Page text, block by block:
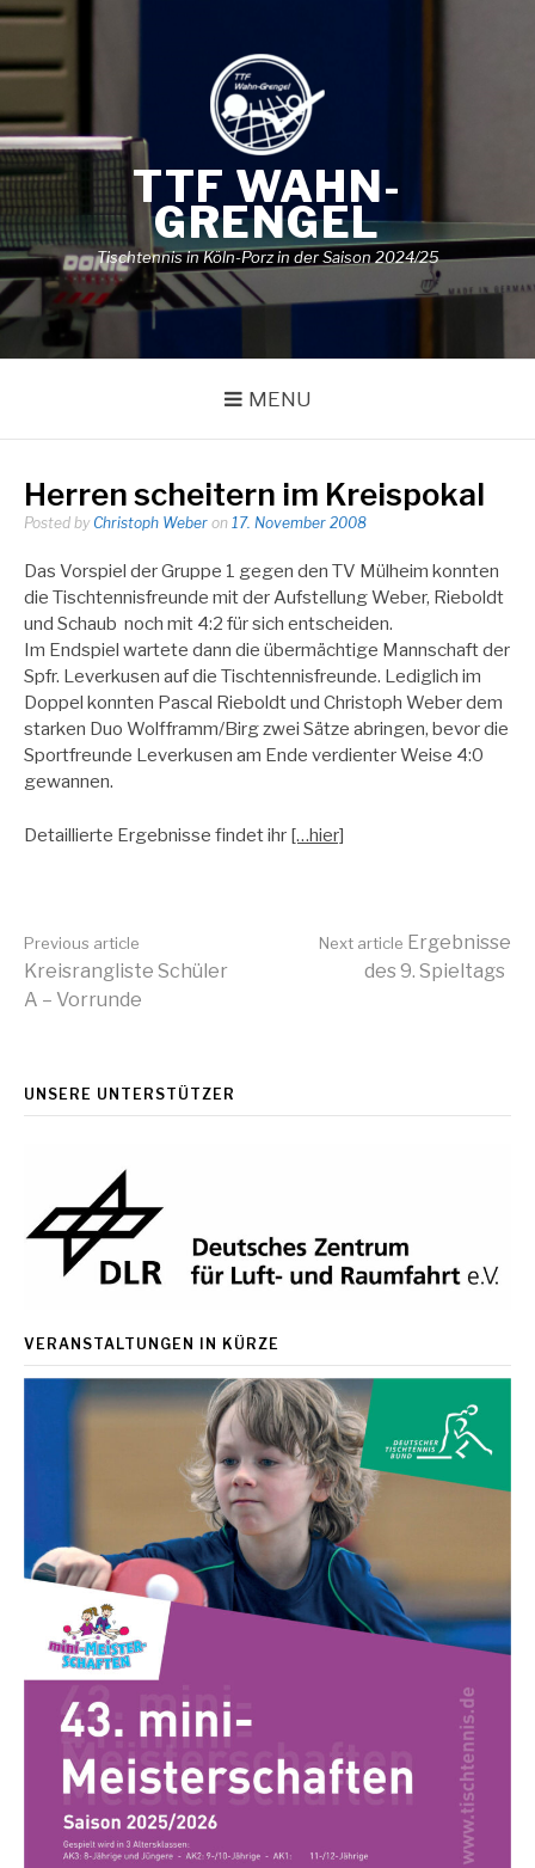
Skip
content
TTF WAHN-
GRENGEL
Tischtennis in Köln-Porz in der Saison 2024/25
MENU
Herren scheitern im Kreispokal
Posted by Christoph Weber on 17. November 2008
Das Vorspiel der Gruppe 1 gegen den TV Mülheim konnten
die Tischtennisfreunde mit der Aufstellung Weber, Rieboldt
und Schaub noch mit 4:2 für sich entscheiden.
Im Endspiel wartete dann die übermächtige Mannschaft der
Spfr. Leverkusen auf die Tischtennisfreunde. Lediglich im
Doppel konnten Pascal Rieboldt und Christoph Weber dem
starken Duo Wolfframm/Birg zwei Sätze abringen, bevor die
Sportfreunde Leverkusen am Ende verdienter Weise 4:0
gewannen.
Detaillierte Ergebnisse findet ihr […hier]
Continue
Previous article
Kreisrangliste Schüler
A – Vorrunde
Next article Ergebnisse
des 9. Spieltags
UNSERE UNTERSTÜTZER
VERANSTALTUNGEN IN KÜRZE